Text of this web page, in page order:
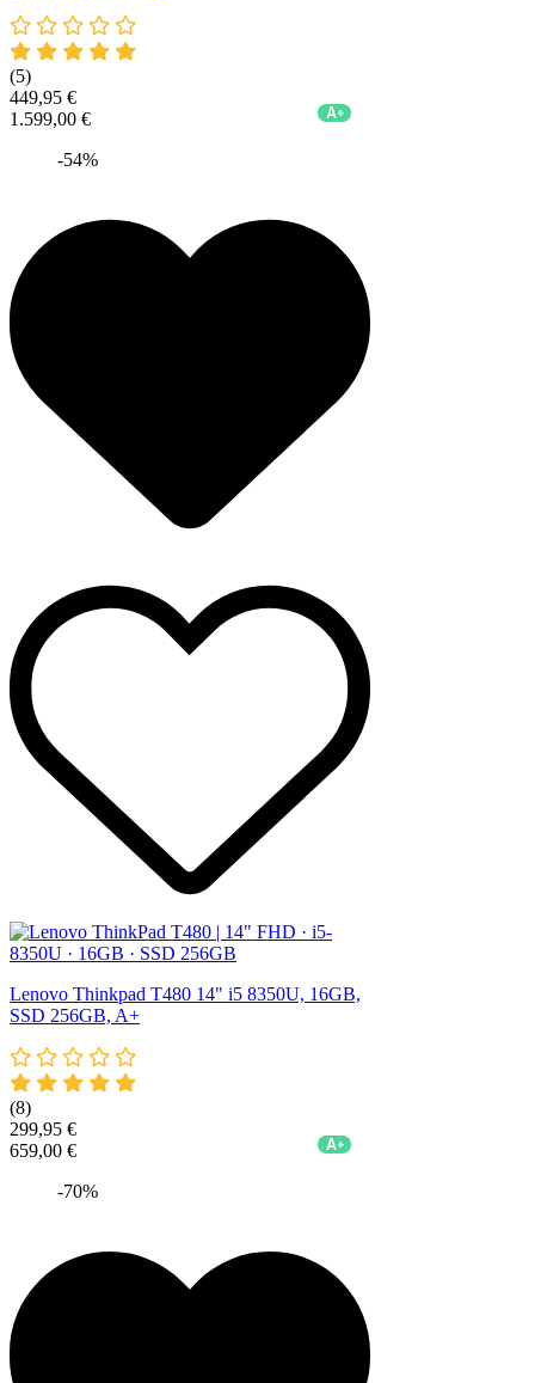
(5)
449,95 €
1.599,00 €
A+
-54%
Lenovo Thinkpad T480 14" i5 8350U, 16GB,
SSD 256GB, A+
(8)
299,95 €
659,00 €
A+
-70%